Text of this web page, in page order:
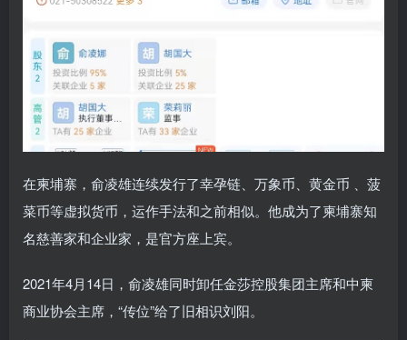
在柬埔寨，俞凌雄连续发行了幸孕链、万象币、黄金币 、菠
菜币等虚拟货币，运作手法和之前相似。他成为了柬埔寨知
名慈善家和企业家，是官方座上宾。
2021年4月14日，俞凌雄同时卸任金莎控股集团主席和中柬
商业协会主席，“传位”给了旧相识刘阳。